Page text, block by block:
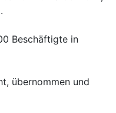
Beschäftigte in
übernommen und